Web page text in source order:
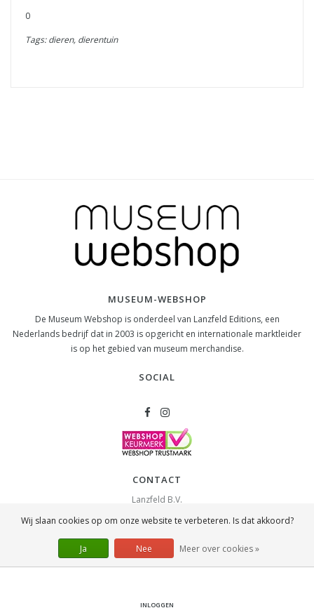
0
Tags: dieren, dierentuin
MUSEUM-WEBSHOP
De Museum Webshop is onderdeel van Lanzfeld Editions, een
Nederlands bedrijf dat in 2003 is opgericht en internationale marktleider
is op het gebied van museum merchandise.
SOCIAL
CONTACT
Lanzfeld B.V.
Spiegelstraat 10
info@lanzfeld.nl
088 33 66 990
INLOGGEN
Wij slaan cookies op om onze website te verbeteren. Is dat akkoord?
Ja Nee Meer over cookies »